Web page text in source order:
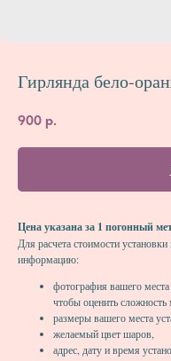
Гирлянда бело-
900 р.
Цена указана за 1 погонный
Для расчета стоимости
информацию:
фотография вашего
чтобы оценить сложность
размеры вашего места
желаемый цвет шаров,
адрес, дату и время